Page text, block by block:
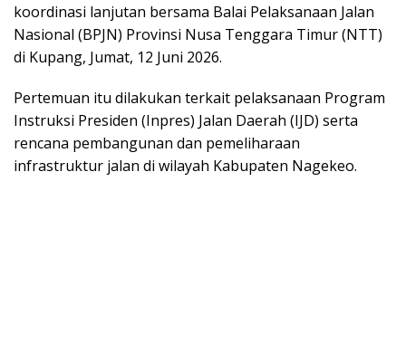
koordinasi lanjutan bersama Balai Pelaksanaan Jalan
Nasional (BPJN) Provinsi Nusa Tenggara Timur (NTT)
di Kupang, Jumat, 12 Juni 2026.
Pertemuan itu dilakukan terkait pelaksanaan Program
Instruksi Presiden (Inpres) Jalan Daerah (IJD) serta
rencana pembangunan dan pemeliharaan
infrastruktur jalan di wilayah Kabupaten Nagekeo.